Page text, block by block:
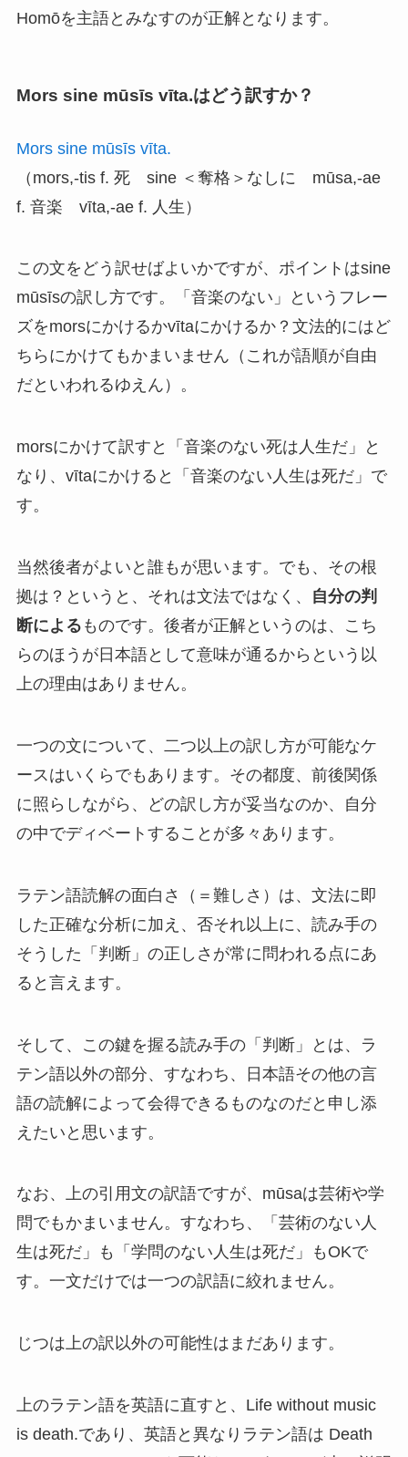
Homōを主語とみなすのが正解となります。
Mors sine mūsīs vīta.はどう訳すか？
Mors sine mūsīs vīta.
（mors,-tis f. 死 sine ＜奪格＞なしに mūsa,-ae
f. 音楽 vīta,-ae f. 人生）
この文をどう訳せばよいかですが、ポイントはsine
mūsīsの訳し方です。「音楽のない」というフレー
ズをmorsにかけるかvītaにかけるか？文法的にはど
ちらにかけてもかまいません（これが語順が自由
だといわれるゆえん）。
morsにかけて訳すと「音楽のない死は人生だ」と
なり、vītaにかけると「音楽のない人生は死だ」で
す。
当然後者がよいと誰もが思います。でも、その根
拠は？というと、それは文法ではなく、
自分の判
断による ものです。後者が正解というのは、こち
らのほうが日本語として意味が通るからという以
上の理由はありません。
一つの文について、二つ以上の訳し方が可能なケ
ースはいくらでもあります。その都度、前後関係
に照らしながら、どの訳し方が妥当なのか、自分
の中でディベートすることが多々あります。
ラテン語読解の面白さ（＝難しさ）は、文法に即
した正確な分析に加え、否それ以上に、読み手の
そうした「判断」の正しさが常に問われる点にあ
ると言えます。
そして、この鍵を握る読み手の「判断」とは、ラ
テン語以外の部分、すなわち、日本語その他の言
語の読解によって会得できるものなのだと申し添
えたいと思います。
なお、上の引用文の訳語ですが、mūsaは芸術や学
問でもかまいません。すなわち、「芸術のない人
生は死だ」も「学問のない人生は死だ」もOKで
す。一文だけでは一つの訳語に絞れません。
じつは上の訳以外の可能性はまだあります。
上のラテン語を英語に直すと、Life without music
is death.であり、英語と異なりラテン語は Death